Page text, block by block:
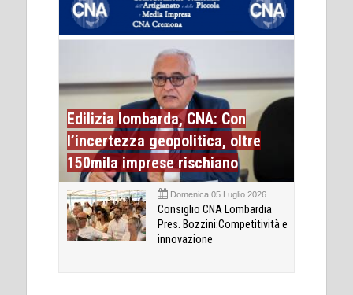
Edilizia lombarda, CNA: Con
l’incertezza geopolitica, oltre
150mila imprese rischiano
Domenica 05 Luglio 2026
Consiglio CNA Lombardia
Pres. Bozzini:Competitività e
innovazione